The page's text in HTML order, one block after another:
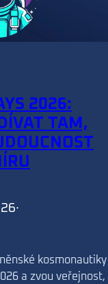
2026:
TAM,
·
kosmonautiky
a zvou veřejnost,